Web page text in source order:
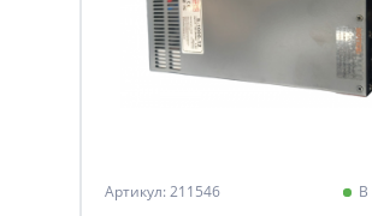
Артикул: 211546 В